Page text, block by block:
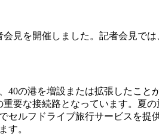
見を開催しました。記者会見で
の港を増設または拡張したこ
要な接続路となっています。夏
ルフドライブ旅行サービスを
す。